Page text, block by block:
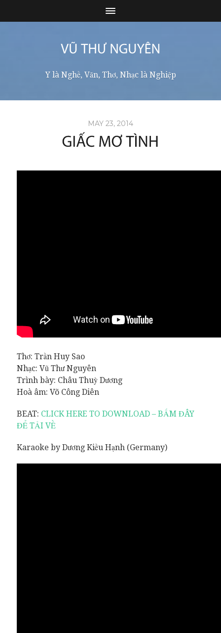
Y là Nghề, Văn, Thơ, Nhạc là Nghiệp
MAY 23, 2014
Thơ: Trần Huy Sao
Nhạc: Vũ Thư Nguyên
Trình bày: Châu Thuỳ Dương
Hoà âm: Võ Công Diên
BEAT: CLICK HERE TO DOWNLOAD – BẤM ĐÂY
ĐỂ TẢI VỀ
Karaoke by Dương Kiều Hạnh (Germany)